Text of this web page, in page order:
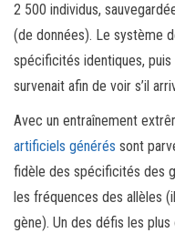
2 500 individus,
(de données). Le système
spécificités identiques,
survenait afin de voir s’il
Avec un entraînement
artificiels générés sont
fidèle des spécificités des
les fréquences des allèles
gène). Un des défis les